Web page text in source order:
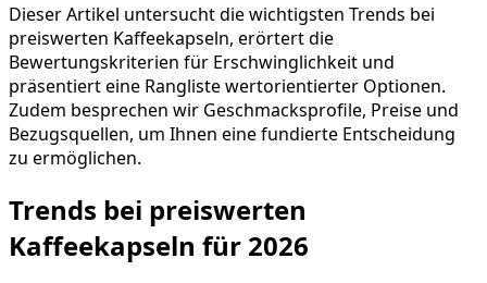
Dieser Artikel untersucht die wichtigsten Trends bei
preiswerten Kaffeekapseln, erörtert die
Bewertungskriterien für Erschwinglichkeit und
präsentiert eine Rangliste wertorientierter Optionen.
Zudem besprechen wir Geschmacksprofile, Preise und
Bezugsquellen, um Ihnen eine fundierte Entscheidung
zu ermöglichen.
Trends bei preiswerten
Kaffeekapseln für 2026